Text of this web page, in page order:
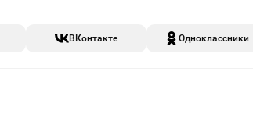
ВКонтакте Одноклассники